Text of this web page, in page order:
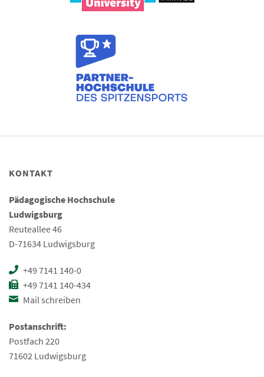
KONTAKT
Pädagogische Hochschule
Ludwigsburg
Reuteallee 46
D-71634 Ludwigsburg
+49 7141 140-0
+49 7141 140-434
Mail schreiben
Postanschrift:
Postfach 220
71602 Ludwigsburg